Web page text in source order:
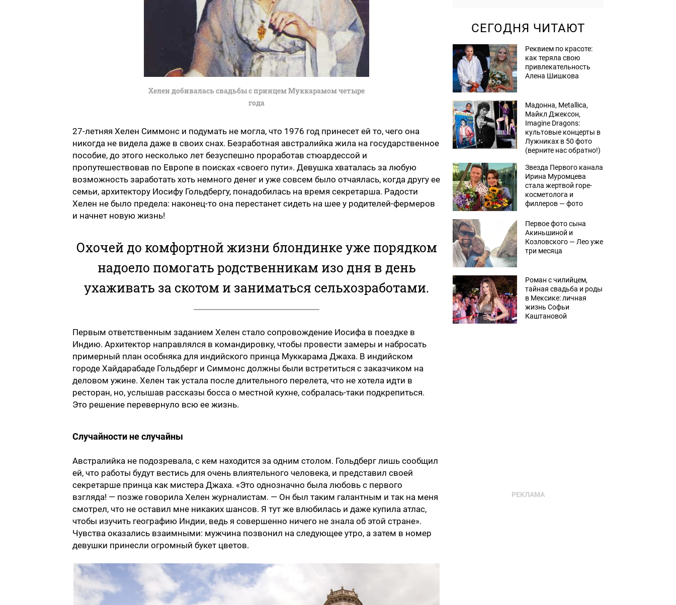
Хелен добивалась свадьбы с принцем Муккарамом четыре
года
27-летняя Хелен Симмонс и подумать не могла, что 1976 год принесет ей то, чего она
никогда не видела даже в своих снах. Безработная австралийка жила на государственное
пособие, до этого несколько лет безуспешно проработав стюардессой и
пропутешествовав по Европе в поисках «своего пути». Девушка хваталась за любую
возможность заработать хоть немного денег и уже совсем было отчаялась, когда другу ее
семьи, архитектору Иосифу Гольдбергу, понадобилась на время секретарша. Радости
Хелен не было предела: наконец-то она перестанет сидеть на шее у родителей-фермеров
и начнет новую жизнь!
Охочей до комфортной жизни блондинке уже порядком
надоело помогать родственникам изо дня в день
ухаживать за скотом и заниматься сельхозработами.
Первым ответственным заданием Хелен стало сопровождение Иосифа в поездке в
Индию. Архитектор направлялся в командировку, чтобы провести замеры и набросать
примерный план особняка для индийского принца Муккарама Джаха. В индийском
городе Хайдарабаде Гольдберг и Симмонс должны были встретиться с заказчиком на
деловом ужине. Хелен так устала после длительного перелета, что не хотела идти в
ресторан, но, услышав рассказы босса о местной кухне, собралась-таки подкрепиться.
Это решение перевернуло всю ее жизнь.
Случайности не случайны
Австралийка не подозревала, с кем находится за одним столом. Гольдберг лишь сообщил
ей, что работы будут вестись для очень влиятельного человека, и представил своей
секретарше принца как мистера Джаха. «Это однозначно была любовь с первого
взгляда! — позже говорила Хелен журналистам. — Он был таким галантным и так на меня
смотрел, что не оставил мне никаких шансов. Я тут же влюбилась и даже купила атлас,
чтобы изучить географию Индии, ведь я совершенно ничего не знала об этой стране».
Чувства оказались взаимными: мужчина позвонил на следующее утро, а затем в номер
девушки принесли огромный букет цветов.
СЕГОДНЯ ЧИТАЮТ
Реквием по красоте:
как теряла свою
привлекательность
Алена Шишкова
Мадонна, Metallica,
Майкл Джексон,
Imagine Dragons:
культовые концерты в
Лужниках в 50 фото
(верните нас обратно!)
Звезда Первого канала
Ирина Муромцева
стала жертвой горе-
косметолога и
филлеров — фото
Первое фото сына
Акиньшиной и
Козловского — Лео уже
три месяца
Роман с чилийцем,
тайная свадьба и роды
в Мексике: личная
жизнь Софьи
Каштановой